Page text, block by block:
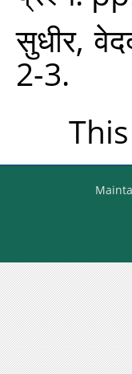
सुधीर,
2-3.